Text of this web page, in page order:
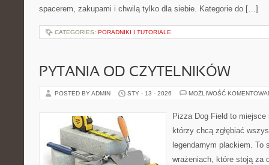
spacerem, zakupami i chwilą tylko dla siebie. Kategorie do […]
CATEGORIES: PORADNIKI I TUTORIALE
PYTANIA OD CZYTELNIKÓW
POSTED BY ADMIN STY - 13 - 2026 MOŻLIWOŚĆ
Pizza Dog Field to
którzy chcą zgłębiać
legendarnym plackiem.
wrażeniach, które stoją za